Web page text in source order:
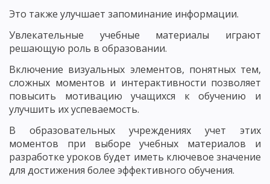
Это также улучшает запоминание информации.
Увлекательные учебные материалы играют
решающую роль в образовании.
Включение визуальных элементов, понятных тем,
сложных моментов и интерактивности позволяет
повысить мотивацию учащихся к обучению и
улучшить их успеваемость.
В образовательных учреждениях учет этих
моментов при выборе учебных материалов и
разработке уроков будет иметь ключевое значение
для достижения более эффективного обучения.